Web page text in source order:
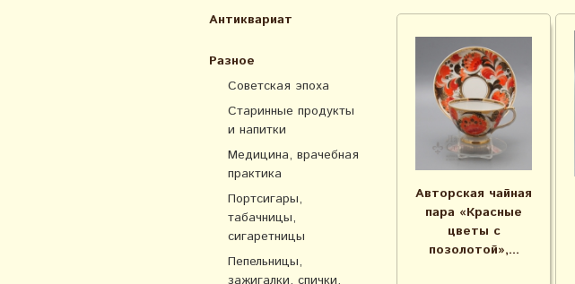
Антиквариат
Разное
Советская эпоха
Старинные продукты
и напитки
Медицина, врачебная
практика
Портсигары,
табачницы,
сигаретницы
Пепельницы,
зажигалки, спички,
Авторская чайная
пара «Красные
цветы с
позолотой»​,...